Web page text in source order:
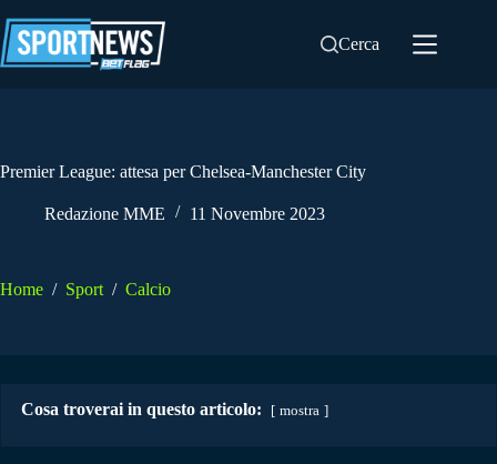
al
contenuto
Cerca
Premier League: attesa per Chelsea-Manchester City
Redazione MME 11 Novembre 2023
Home / Sport / Calcio
Cosa troverai in questo articolo: mostra